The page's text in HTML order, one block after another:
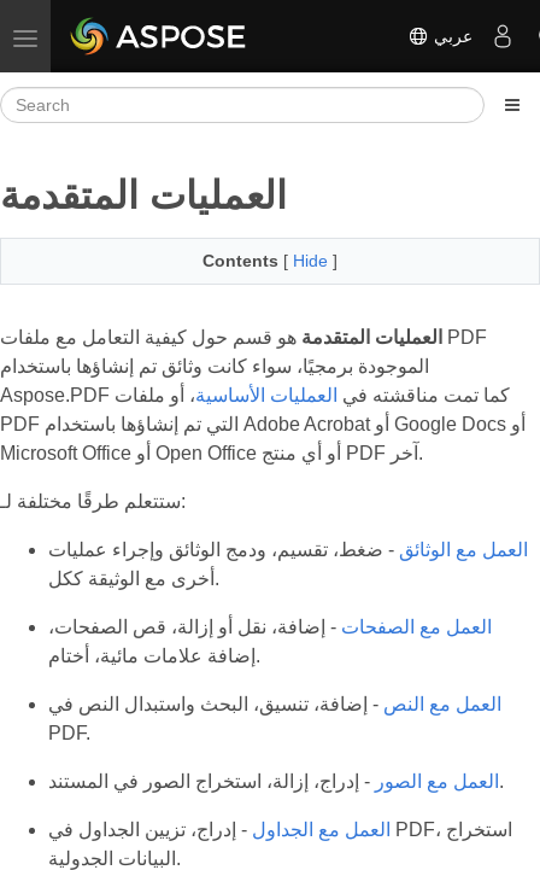
Toggle navigation عربي
العمليات المتقدمة
Contents [ Hide ]
العمليات المتقدمة هو قسم حول كيفية التعامل مع ملفات PDF
الموجودة برمجيًا، سواء كانت وثائق تم إنشاؤها باستخدام
Aspose.PDF كما تمت مناقشته في العمليات الأساسية، أو ملفات
PDF التي تم إنشاؤها باستخدام Adobe Acrobat أو Google Docs أو
Microsoft Office أو Open Office أو أي منتج PDF آخر.
ستتعلم طرقًا مختلفة لـ:
العمل مع الوثائق - ضغط، تقسيم، ودمج الوثائق وإجراء عمليات
أخرى مع الوثيقة ككل.
العمل مع الصفحات - إضافة، نقل أو إزالة، قص الصفحات،
إضافة علامات مائية، أختام.
العمل مع النص - إضافة، تنسيق، البحث واستبدال النص في
PDF.
العمل مع الصور - إدراج، إزالة، استخراج الصور في المستند.
العمل مع الجداول - إدراج، تزيين الجداول في PDF، استخراج
البيانات الجدولية.